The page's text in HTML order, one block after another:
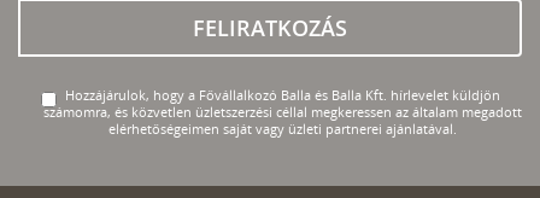
FELIRATKOZÁS
Hozzájárulok, hogy a Fővállalkozó Balla és Balla Kft. hírlevelet küldjön
számomra, és közvetlen üzletszerzési céllal megkeressen az általam megadott
elérhetőségeimen saját vagy üzleti partnerei ajánlatával.